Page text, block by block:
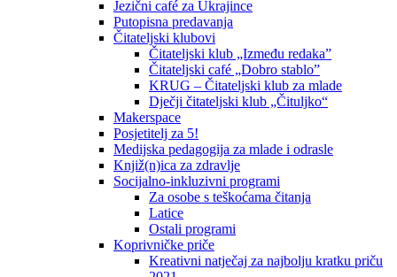
Jezični café za Ukrajince
Putopisna predavanja
Čitateljski klubovi
Čitateljski klub „Između redaka”
Čitateljski café „Dobro stablo”
KRUG – Čitateljski klub za mlade
Dječji čitateljski klub „Čituljko“
Makerspace
Posjetitelj za 5!
Medijska pedagogija za mlade i odrasle
Knjiž(n)ica za zdravlje
Socijalno-inkluzivni programi
Za osobe s teškoćama čitanja
Latice
Ostali programi
Koprivničke priče
Kreativni natječaj za najbolju kratku priču